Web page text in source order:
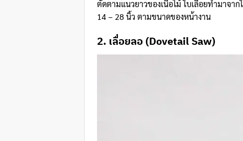
ตัดตามแนวยาวของเนื้อไม้ ใบเลื่อยทำมาจาก
14 – 28 นิ้ว ตามขนาดของหน้างาน
2. เลื่อยลอ (Dovetail Saw)